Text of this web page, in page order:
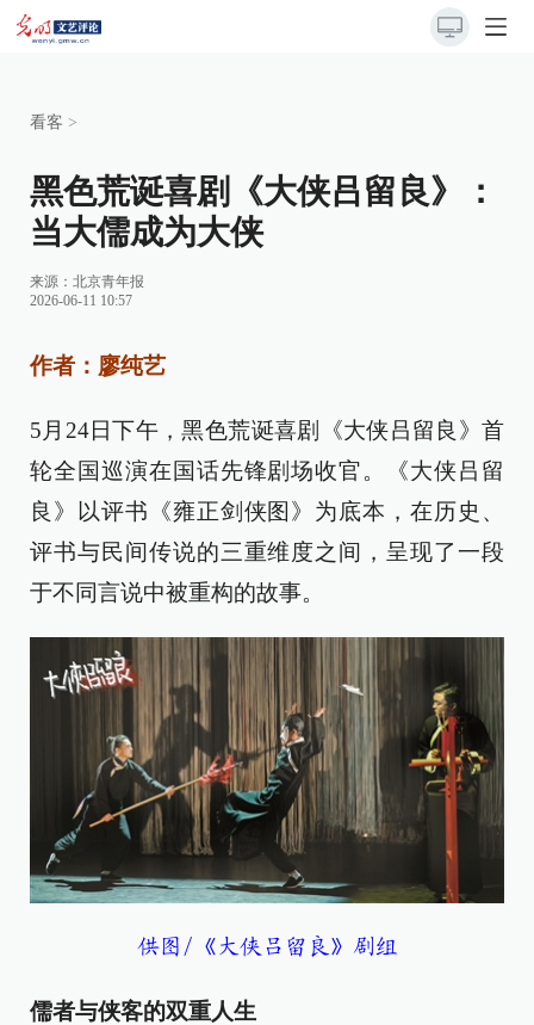
看客 >
黑色荒诞喜剧《大侠吕留良》：
当大儒成为大侠
来源： 北京青年报
2026-06-11 10:57
作者： 廖纯艺
5月24日下午，黑色荒诞喜剧《大侠吕留良》首
轮全国巡演在国话先锋剧场收官。《大侠吕留
良》以评书《雍正剑侠图》为底本，在历史、
评书与民间传说的三重维度之间，呈现了一段
于不同言说中被重构的故事。
供图/《大侠吕留良》剧组
儒者与侠客的双重人生